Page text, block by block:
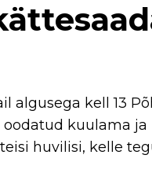
algusega kell 13
kuulama ja
huvilisi, kelle